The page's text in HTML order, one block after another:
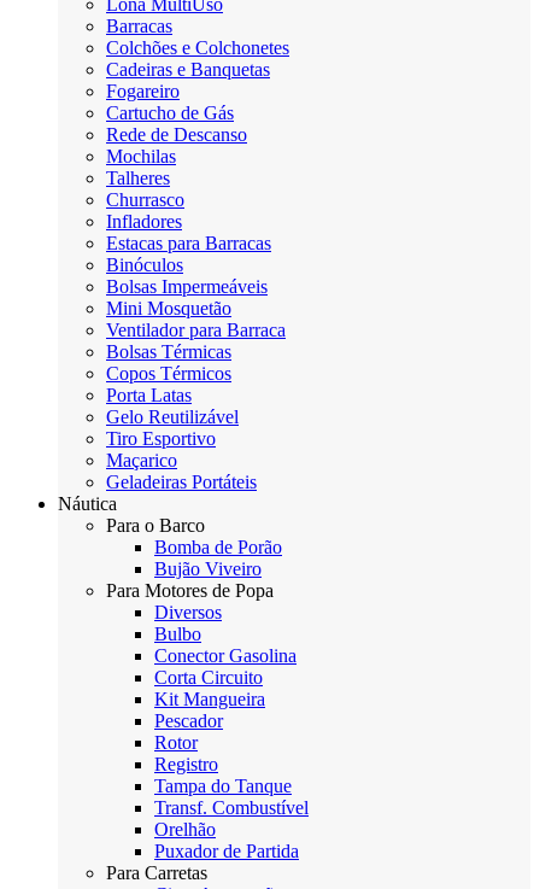
Lona MultiUso
Barracas
Colchões e Colchonetes
Cadeiras e Banquetas
Fogareiro
Cartucho de Gás
Rede de Descanso
Mochilas
Talheres
Churrasco
Infladores
Estacas para Barracas
Binóculos
Bolsas Impermeáveis
Mini Mosquetão
Ventilador para Barraca
Bolsas Térmicas
Copos Térmicos
Porta Latas
Gelo Reutilizável
Tiro Esportivo
Maçarico
Geladeiras Portáteis
Náutica
Para o Barco
Bomba de Porão
Bujão Viveiro
Para Motores de Popa
Diversos
Bulbo
Conector Gasolina
Corta Circuito
Kit Mangueira
Pescador
Rotor
Registro
Tampa do Tanque
Transf. Combustível
Orelhão
Puxador de Partida
Para Carretas